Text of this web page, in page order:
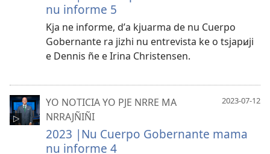
nu informe 5
Kja ne informe, dʼa kjuarma de nu Cuerpo
Gobernante ra jizhi nu entrevista ke o tsjapꞹji
e Dennis ñe e Irina Christensen.
2023-07-12
YO NOTICIA YO PJE NRRE MA
NRRAJÑIÑI
2023 |Nu Cuerpo Gobernante mama
nu informe 4